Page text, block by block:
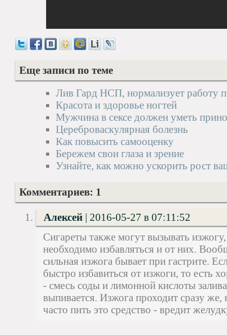
Еще записи по теме
Лив Гард НСП, нормализует работу
Красота и здоровье ногтей
Мужчина в сексе должен уметь
Цереброваскулярная болезнь
Как повысить самооценку
Бережем свои глаза и зрение
Узнайте, как можно ускорить рост
Комментариев: 1
Алексей | 2016-05-27 в 07:11:52
Сигареты также могут вызывать
необходимо избавляться и от них.
сильная изжога бывает при гастрите.
быстро избавиться от изжоги, то есть
- смесь соды и лимонной кислоты
выпивается. Изжога проходит сразу
часто пить это средство - вредит